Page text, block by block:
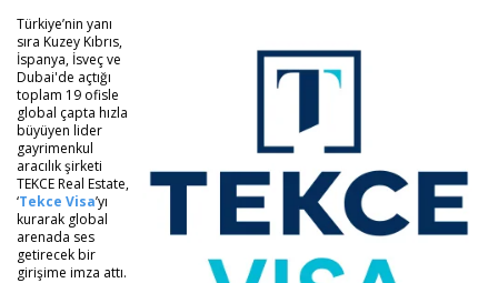
Türkiye’nin yanı
sıra Kuzey Kıbrıs,
İspanya, İsveç ve
Dubai'de açtığı
toplam 19 ofisle
global çapta hızla
büyüyen lider
gayrimenkul
aracılık şirketi
TEKCE Real Estate,
‘Tekce Visa’yı
kurarak global
arenada ses
getirecek bir
girişime imza attı.